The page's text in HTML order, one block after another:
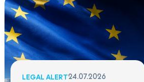
LEGAL ALERT24.07.2026